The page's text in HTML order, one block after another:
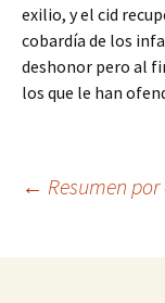
exilio, y el cid
cobardía de los
deshonor pero al
los que le han
de
← Resumen